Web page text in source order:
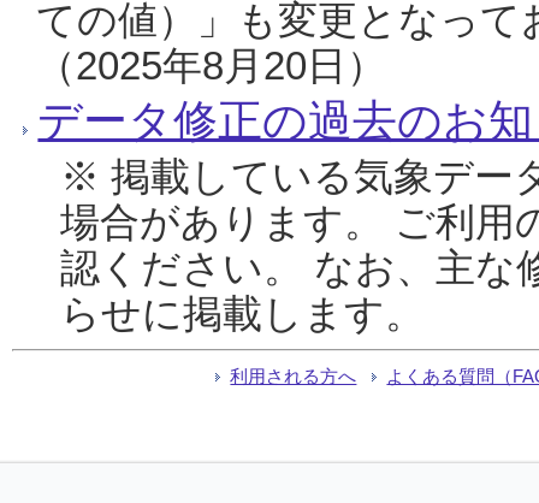
ての値）」も変更となっ
（2025年8月20日）
データ修正の過去のお
※ 掲載している気象デー
場合があります。 ご利用
認ください。 なお、主な
らせに掲載します。
利用される方へ よくある質問（